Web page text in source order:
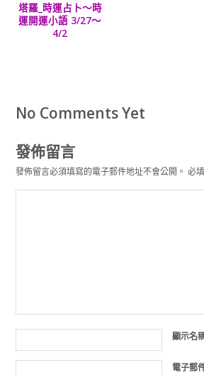
塔羅_時運占卜～時
運開運小語 3/27～
4/2
No Comments Yet
發佈留言
發佈留言必須填寫的電子郵件地址不會公開。 必
顯示名
電子郵